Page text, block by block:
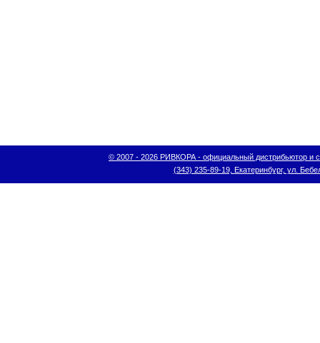
© 2007 - 2026 РИВКОРА - официальный дистрибьютор и
(343) 235-89-19, Екатеринбург, ул.